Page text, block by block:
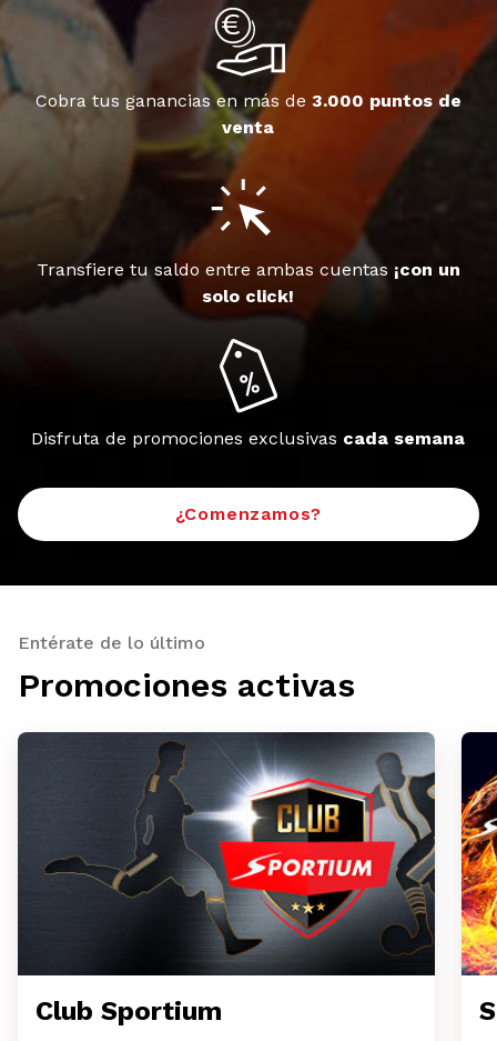
Cobra tus ganancias en más de 3.000 puntos de
venta
Transfiere tu saldo entre ambas cuentas ¡con un
solo click!
Disfruta de promociones exclusivas cada semana
¿Comenzamos?
Entérate de lo último
Promociones activas
Club Sportium